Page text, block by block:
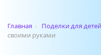
Главная › Поделки для детей
своими руками